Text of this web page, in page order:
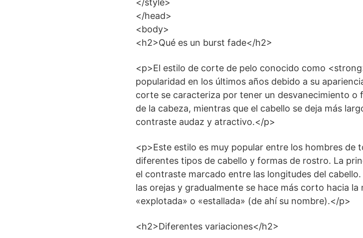
</style>
</head>
<body>
<h2>Qué es un burst fade</h2>
<p>El estilo de corte de pelo conocido como
popularidad en los últimos años debido a su
corte se caracteriza por tener un desvanecimiento o
de la cabeza, mientras que el cabello se deja más
contraste audaz y atractivo.</p>
<p>Este estilo es muy popular entre los hombres de
diferentes tipos de cabello y formas de rostro. La
el contraste marcado entre las longitudes del
las orejas y gradualmente se hace más corto hacia la
«explotada» o «estallada» (de ahí su nombre).</p>
<h2>Diferentes variaciones</h2>